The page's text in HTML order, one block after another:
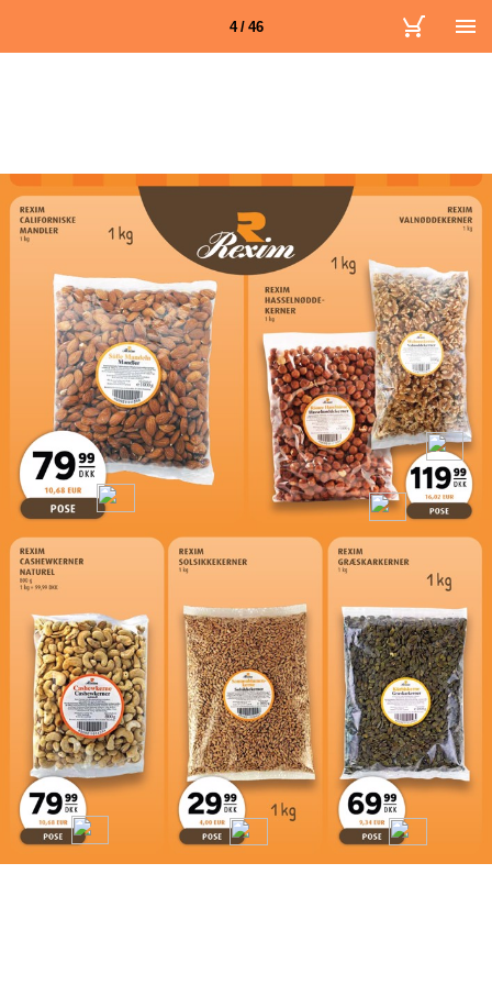
4 / 46